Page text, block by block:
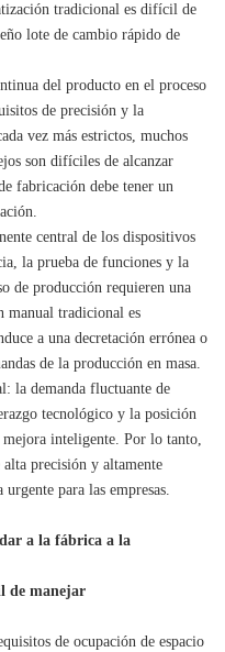
tradicional es difícil de
lote de cambio rápido de
del producto en el proceso
de precisión y la
vez más estrictos, muchos
son difíciles de alcanzar
fabricación debe tener un
central de los dispositivos
la prueba de funciones y la
de producción requieren una
manual tradicional es
a una decretación errónea o
de la producción en masa.
la demanda fluctuante de
tecnológico y la posición
mejora inteligente. Por lo tanto,
precisión y altamente
para las empresas.
a la fábrica a la
de manejar
de ocupación de espacio